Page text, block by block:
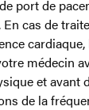
port de
cas de
médecin
et avant
de la